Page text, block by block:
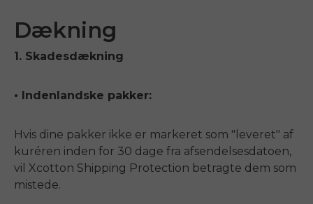
Dækning
1. Skadesdækning
• Indenlandske pakker:
Hvis dine pakker ikke er markeret som "leveret" af
kuréren inden for 30 dage fra afsendelsesdatoen,
vil Xcotton Shipping Protection betragte dem som
mistede.